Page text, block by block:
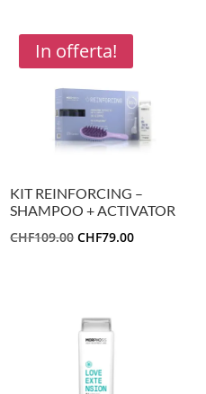
In offerta!
KIT REINFORCING –
SHAMPOO + ACTIVATOR
CHF109.00 IL
CHF109.00.
CHF79.00IL